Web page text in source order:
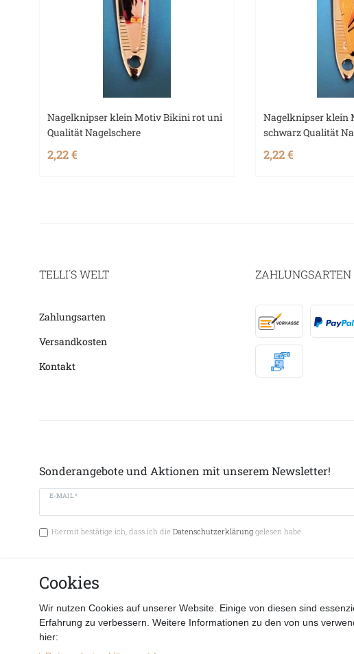
Nagelknipser klein Motiv Bikini rot uni
Qualität Nagelschere
2,22 €
Nagelknipser klein
schwarz Qualität
2,22 €
TELLI´S WELT
Zahlungsarten
Versandkosten
Kontakt
ZAHLUNGSARTEN
Sonderangebote und Aktionen mit unserem Newsletter!
E-MAIL *
Hiermit bestätige ich, dass ich die Datenschutzerklärunggelesen habe.
Vertrag widerrufen
Cookies
Wir nutzen Cookies auf unserer Website. Einige von diesen sind
Erfahrung zu verbessern. Weitere Informationen zu den von uns
hier: